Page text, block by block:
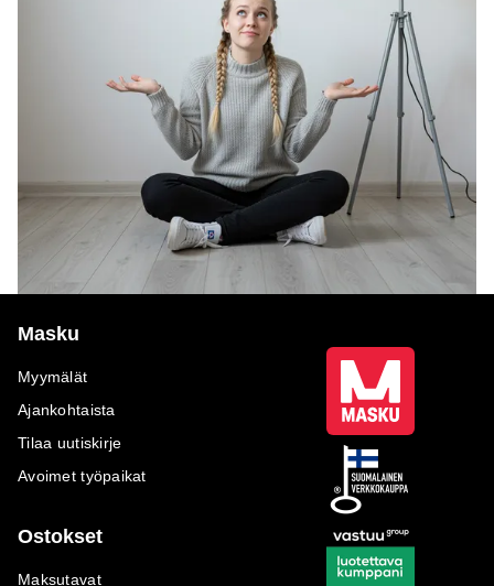
Masku
Myymälät
Ajankohtaista
Tilaa uutiskirje
Avoimet työpaikat
Ostokset
Maksutavat